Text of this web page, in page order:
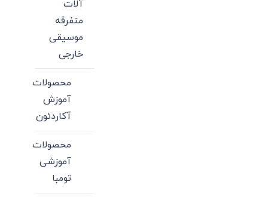
آلات
متفرقه
موسیقی
خارجی
محصولات
آموزش
آکاردئون
محصولات
آموزشی
تومبا